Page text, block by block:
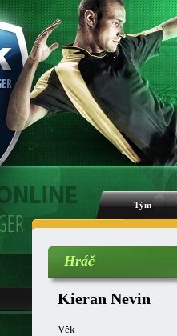
Tým
Hráč
Kieran Nevin
Věk